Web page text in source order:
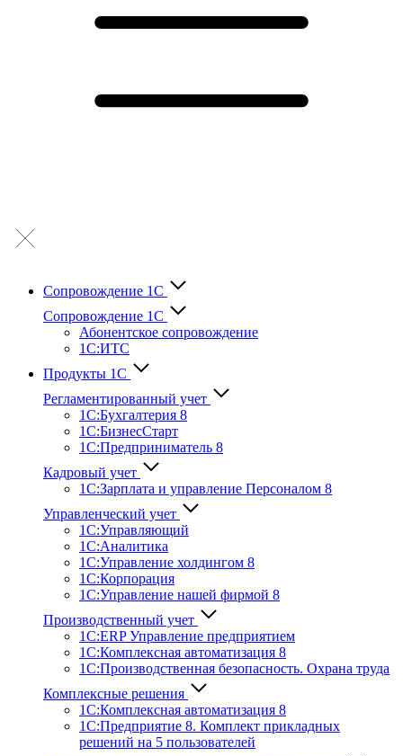
Сопровождение 1С
Сопровождение 1С
Абонентское сопровождение
1С:ИТС
Продукты 1С
Регламентированный учет
1C:Бухгалтерия 8
1С:БизнесСтарт
1C:Предприниматель 8
Кадровый учет
1С:Зарплата и управление Персона­лом 8
Управленческий учет
1С:Управляющий
1С:Аналитика
1С:Управление холдингом 8
1С:Корпорация
1С:Управление нашей фирмой 8
Производственный учет
1С:ERP Управление предприятием
1С:Комплексная автоматизация 8
1С:Производственная безопасность. Охрана труда
Комплексные решения
1С:Комплексная автоматизация 8
1С:Предприятие 8. Комплект прикладных
решений на 5 пользователей